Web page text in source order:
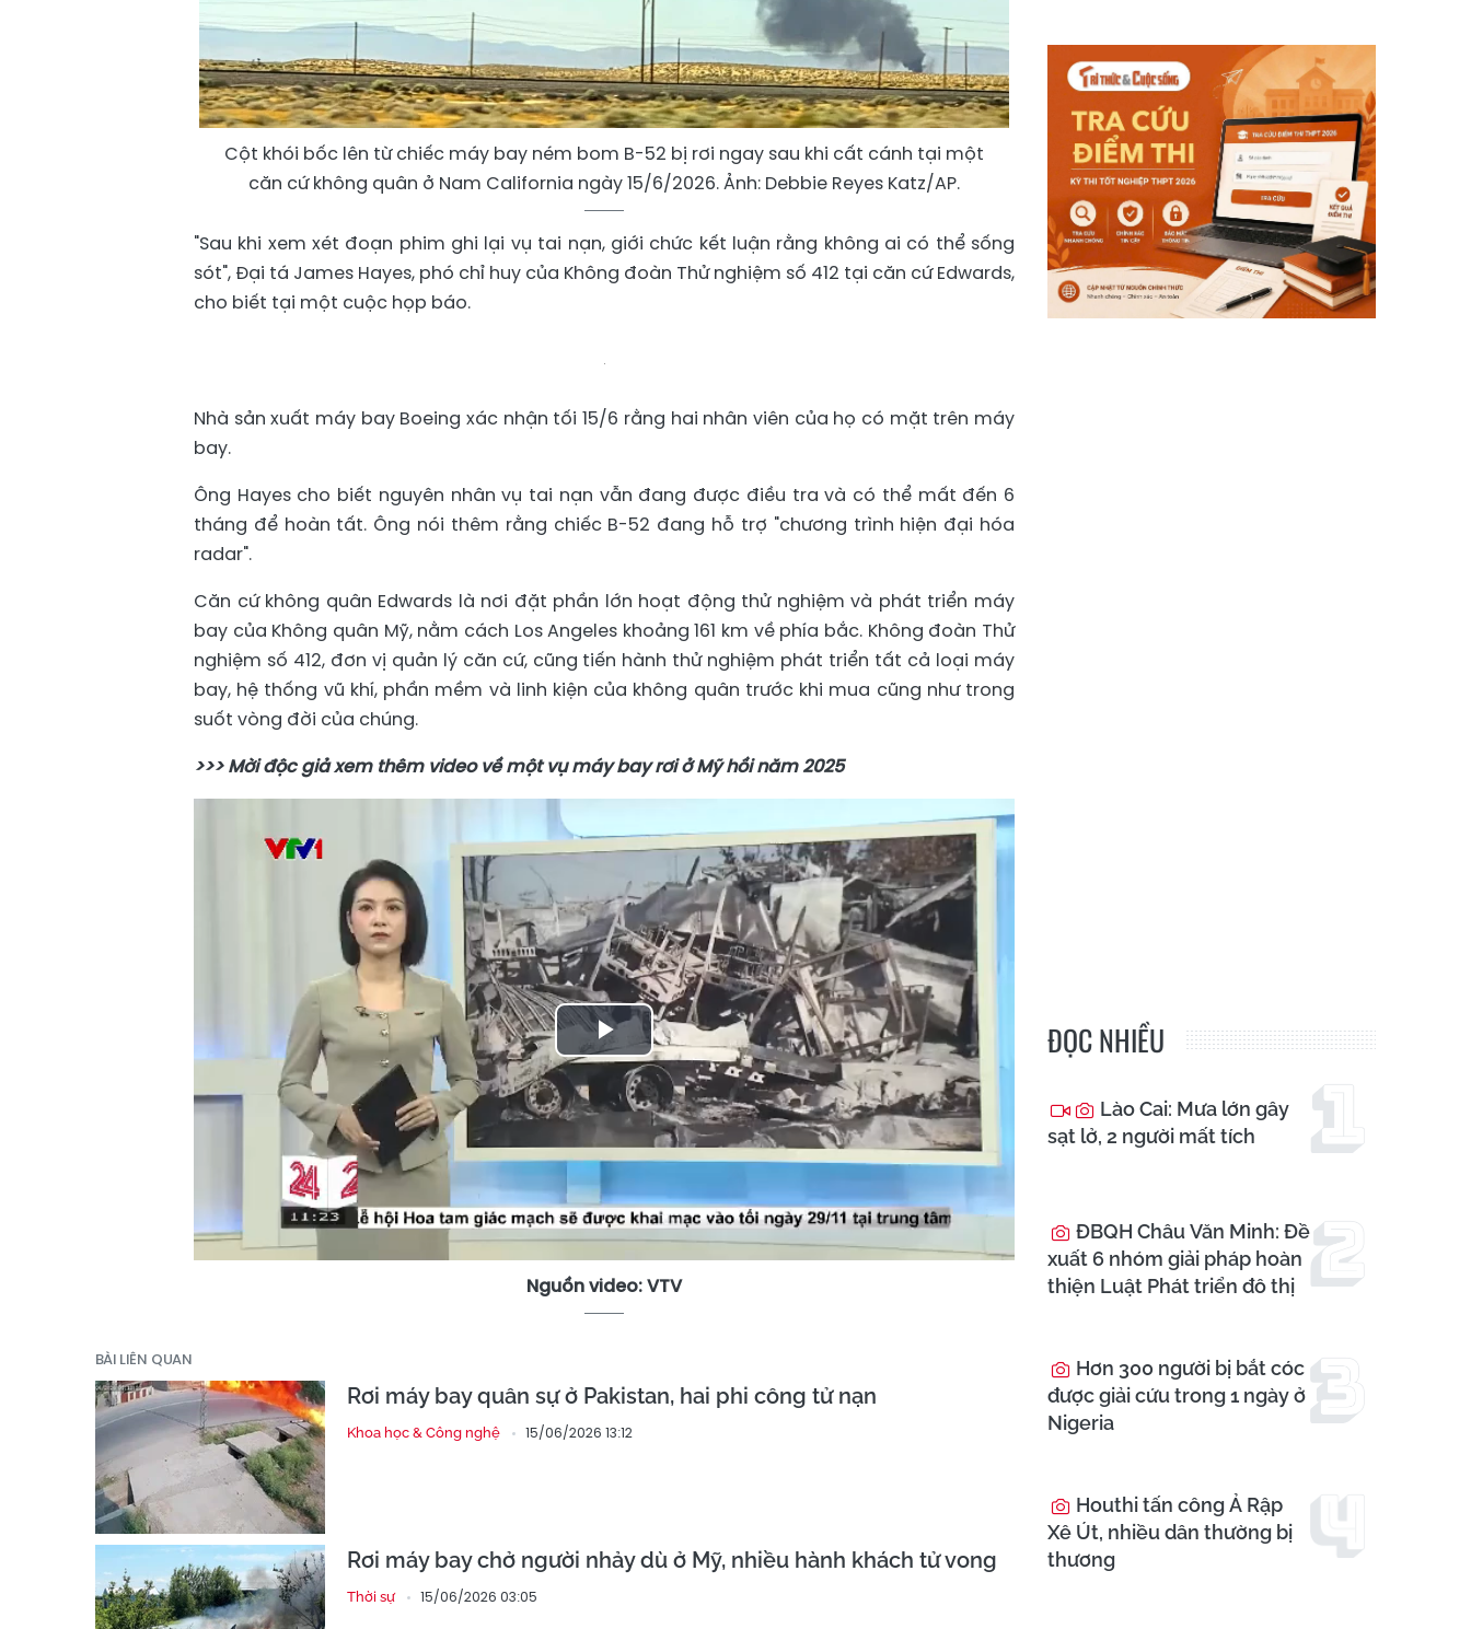
Cột khói bốc lên từ chiếc máy bay ném bom B-52 bị rơi ngay sau khi cất cánh tại một
căn cứ không quân ở Nam California ngày 15/6/2026. Ảnh: Debbie Reyes Katz/AP.
"Sau khi xem xét đoạn phim ghi lại vụ tai nạn, giới chức kết luận rằng không ai có thể sống
sót", Đại tá James Hayes, phó chỉ huy của Không đoàn Thử nghiệm số 412 tại căn cứ Edwards,
cho biết tại một cuộc họp báo.
Nhà sản xuất máy bay Boeing xác nhận tối 15/6 rằng hai nhân viên của họ có mặt trên máy
bay.
Ông Hayes cho biết nguyên nhân vụ tai nạn vẫn đang được điều tra và có thể mất đến 6
tháng để hoàn tất. Ông nói thêm rằng chiếc B-52 đang hỗ trợ "chương trình hiện đại hóa
radar".
Căn cứ không quân Edwards là nơi đặt phần lớn hoạt động thử nghiệm và phát triển máy
bay của Không quân Mỹ, nằm cách Los Angeles khoảng 161 km về phía bắc. Không đoàn Thử
nghiệm số 412, đơn vị quản lý căn cứ, cũng tiến hành thử nghiệm phát triển tất cả loại máy
bay, hệ thống vũ khí, phần mềm và linh kiện của không quân trước khi mua cũng như trong
suốt vòng đời của chúng.
>>> Mời độc giả xem thêm video về một vụ máy bay rơi ở Mỹ hồi năm 2025
Play
Video
Nguồn video: VTV
BÀI LIÊN QUAN
Rơi máy bay quân sự ở Pakistan, hai phi công tử nạn
Khoa học & Công nghệ 15/06/2026 13:12
Rơi máy bay chở người nhảy dù ở Mỹ, nhiều hành khách tử vong
Thời sự 15/06/2026 03:05
ĐỌC NHIỀU
Lào Cai: Mưa lớn gây
sạt lở, 2 người mất tích
ĐBQH Châu Văn Minh: Đề
xuất 6 nhóm giải pháp hoàn
thiện Luật Phát triển đô thị
Hơn 300 người bị bắt cóc
được giải cứu trong 1 ngày ở
Nigeria
Houthi tấn công Ả Rập
Xê Út, nhiều dân thường bị
thương